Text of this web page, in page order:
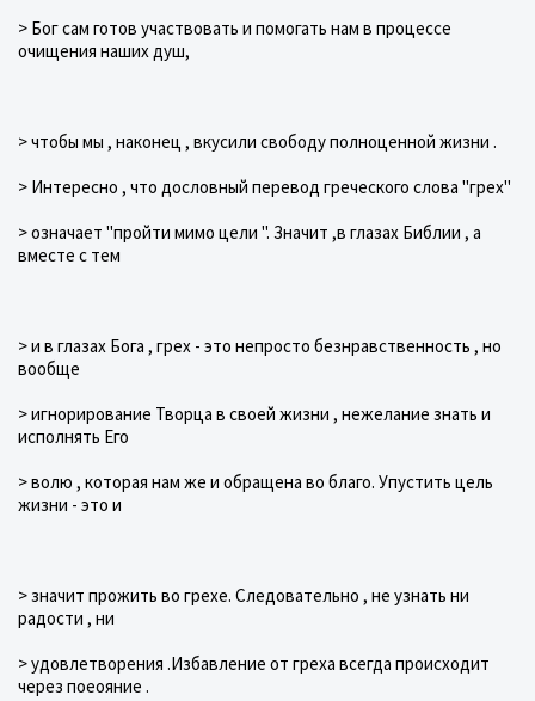
> Бог сам готов участвовать и помогать нам в процессе
очищения наших душ,
> чтобы мы , наконец , вкусили свободу полноценной жизни .
> Интересно , что дословный перевод греческого слова "грех"
> означает "пройти мимо цели ". Значит ,в глазах Библии , а
вместе с тем
> и в глазах Бога , грех - это непросто безнравственность , но
вообще
> игнорирование Творца в своей жизни , нежелание знать и
исполнять Его
> волю , которая нам же и обращена во благо. Упустить цель
жизни - это и
> значит прожить во грехе. Следовательно , не узнать ни
радости , ни
> удовлетворения .Избавление от греха всегда происходит
через поеояние .